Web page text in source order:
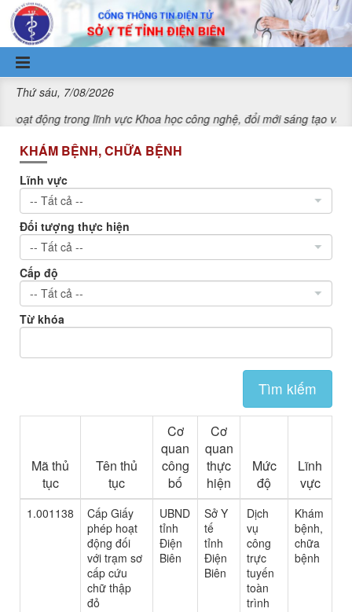
Truy cập nội dung luôn
Thứ sáu, 7/08/2026
lĩnh vực Khoa học công nghệ, đổi mới sáng tạo và chuyển đổi số.
KHÁM BỆNH, CHỮA BỆNH
Lĩnh vực
Đối tượng thực hiện
Cấp độ
Từ khóa
Tìm kiếm
Mã thủ
tục
Tên thủ
tục
Cơ
quan
công
bố
Cơ
quan
thực
hiện
Mức
độ
Lĩnh
vực
1.001138
Cấp Giấy
phép hoạt
động đối
với trạm sơ
cấp cứu
chữ thập
đỏ
UBND
tỉnh
Điện
Biên
Sở Y
tế
tỉnh
Điện
Biên
Dịch
vụ
công
trực
tuyến
toàn
trình
Khám
bệnh,
chữa
bệnh